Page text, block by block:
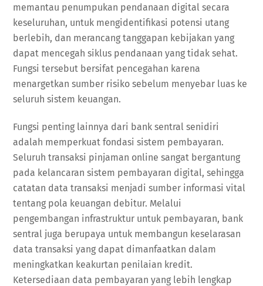
memantau penumpukan pendanaan digital secara
keseluruhan, untuk mengidentifikasi potensi utang
berlebih, dan merancang tanggapan kebijakan yang
dapat mencegah siklus pendanaan yang tidak sehat.
Fungsi tersebut bersifat pencegahan karena
menargetkan sumber risiko sebelum menyebar luas ke
seluruh sistem keuangan.
Fungsi penting lainnya dari bank sentral senidiri
adalah memperkuat fondasi sistem pembayaran.
Seluruh transaksi pinjaman online sangat bergantung
pada kelancaran sistem pembayaran digital, sehingga
catatan data transaksi menjadi sumber informasi vital
tentang pola keuangan debitur. Melalui
pengembangan infrastruktur untuk pembayaran, bank
sentral juga berupaya untuk membangun keselarasan
data transaksi yang dapat dimanfaatkan dalam
meningkatkan keakurtan penilaian kredit.
Ketersediaan data pembayaran yang lebih lengkap